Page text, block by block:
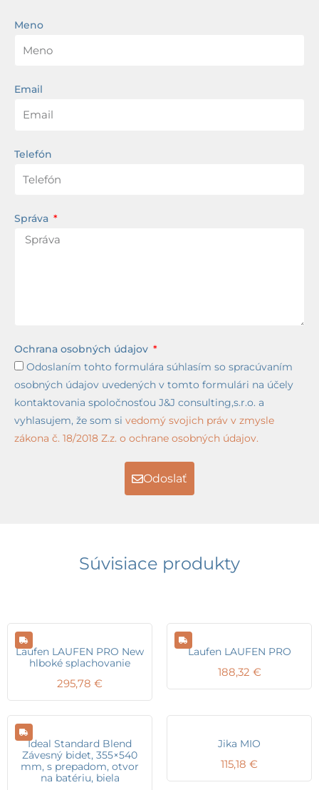
Meno
Email
Telefón
Správa
Ochrana osobných údajov
Odoslaním tohto formulára súhlasím so spracúvaním
osobných údajov uvedených v tomto formulári na účely
kontaktovania spoločnosťou J&J consulting,s.r.o. a
vyhlasujem, že som si vedomý svojich práv v zmysle
zákona č. 18/2018 Z.z. o ochrane osobných údajov.
Odoslať
Súvisiace produkty
Laufen LAUFEN PRO New
hlboké splachovanie
295,78 €
Laufen LAUFEN PRO
188,32 €
Ideal Standard Blend
Závesný bidet, 355×540
mm, s prepadom, otvor
na batériu, biela
Jika MIO
115,18 €